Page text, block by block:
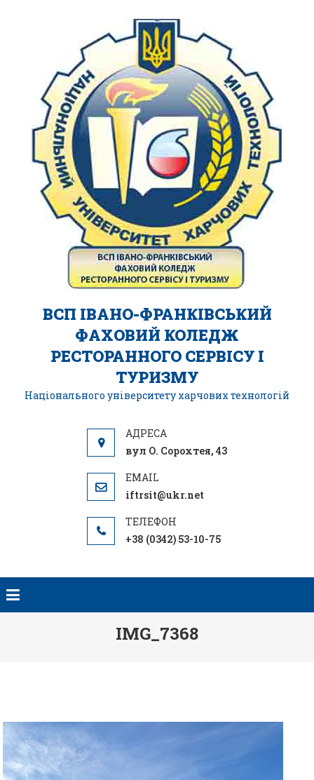
ВСП ІВАНО-ФРАНКІВСЬКИЙ
ФАХОВИЙ КОЛЕДЖ
РЕСТОРАННОГО СЕРВІСУ І
ТУРИЗМУ
Національного університету харчових технологій
вул О. Сорохтея, 43
iftrsit@ukr.net
+38 (0342) 53-10-75
IMG_7368